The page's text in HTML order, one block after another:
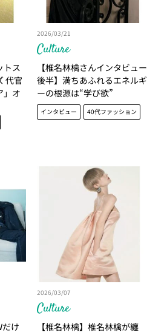
トス
代官
」オ
Culture
2026/03/21
【椎名林檎さんインタビュー
後半】満ちあふれるエネルギ
ーの根源は“学び欲”
インタビュー 40代ファッション
だけ
Culture
2026/03/07
【椎名林檎】椎名林檎が纏